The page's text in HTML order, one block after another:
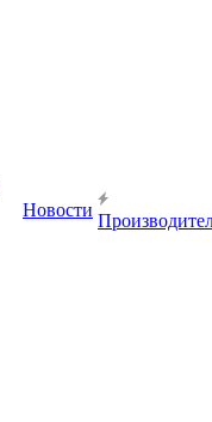
Новости